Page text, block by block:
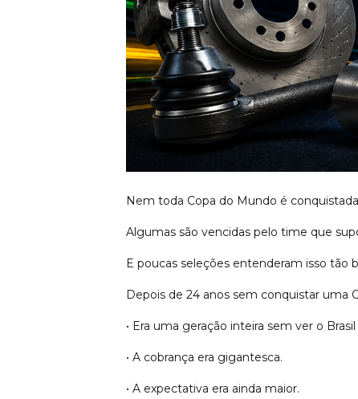
Nem toda Copa do Mundo é
Algumas são vencidas pelo time que
E poucas seleções entenderam isso tão
Depois de 24 anos sem conquistar uma
• Era uma geração inteira sem ver o
• A cobrança era gigantesca.
• A expectativa era ainda maior.